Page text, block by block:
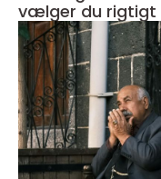
vælger du rigtigt